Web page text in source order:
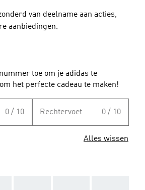
van deelname aan acties,
aanbiedingen.
toe om je adidas te
het perfecte cadeau te maken!
0 / 10 Rechtervoet 0 / 10
Alles wissen